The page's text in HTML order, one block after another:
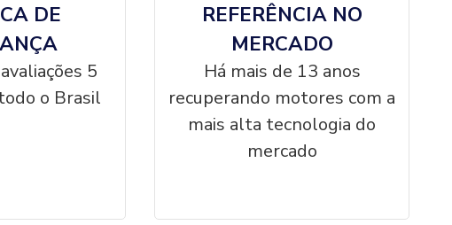
DE
5
o Brasil
REFERÊNCIA NO
MERCADO
Há mais de 13 anos
recuperando motores com a
mais alta tecnologia do
mercado